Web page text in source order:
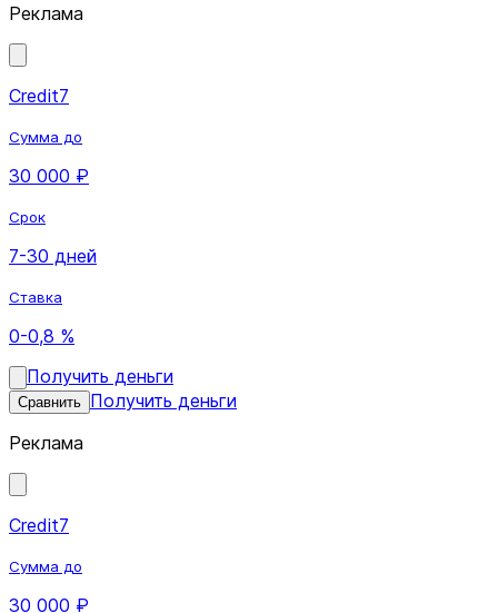
Реклама
Credit7
Сумма до
30 000 ₽
Срок
7-30 дней
Ставка
0-0,8 %
Получить деньги
Сравнить Получить деньги
Реклама
Credit7
Сумма до
30 000 ₽